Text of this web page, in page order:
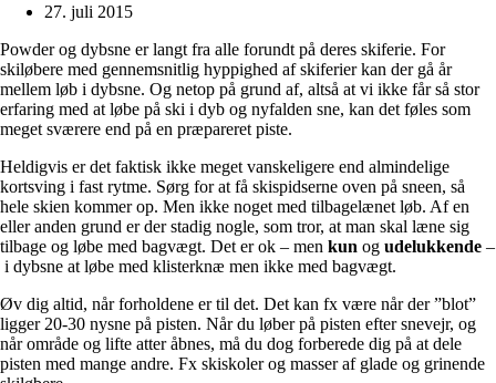
27. juli 2015
Powder og dybsne er langt fra alle forundt på deres skiferie. For
skiløbere med gennemsnitlig hyppighed af skiferier kan der gå år
mellem løb i dybsne. Og netop på grund af, altså at vi ikke får så stor
erfaring med at løbe på ski i dyb og nyfalden sne, kan det føles som
meget sværere end på en præpareret piste.
Heldigvis er det faktisk ikke meget vanskeligere end almindelige
kortsving i fast rytme. Sørg for at få skispidserne oven på sneen, så
hele skien kommer op. Men ikke noget med tilbagelænet løb. Af en
eller anden grund er der stadig nogle, som tror, at man skal læne sig
tilbage og løbe med bagvægt. Det er ok – men kun og udelukkende –
i dybsne at løbe med klisterknæ men ikke med bagvægt.
Øv dig altid, når forholdene er til det. Det kan fx være når der ”blot”
ligger 20-30 nysne på pisten. Når du løber på pisten efter snevejr, og
når område og lifte atter åbnes, må du dog forberede dig på at dele
pisten med mange andre. Fx skiskoler og masser af glade og grinende